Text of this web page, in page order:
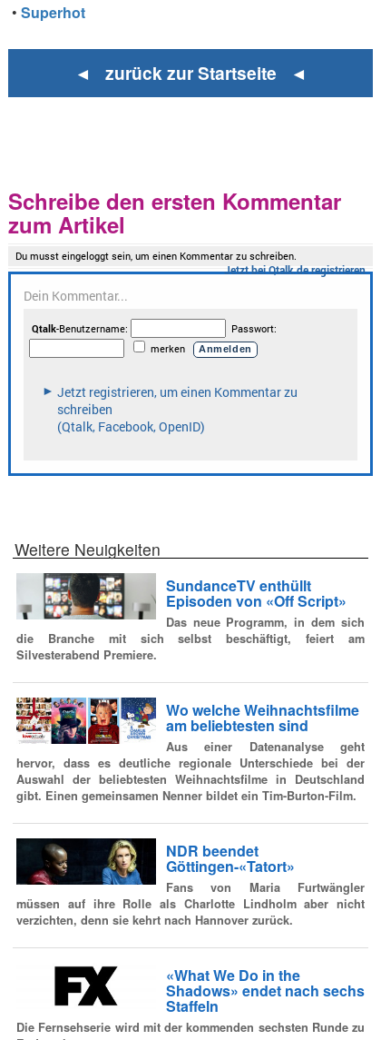
•Superhot
◄ zurück zur Startseite ◄
Schreibe den ersten Kommentar
zum Artikel
Weitere Neuigkeiten
SundanceTV enthüllt
Episoden von «Off Script»
Das neue Programm, in dem sich
die Branche mit sich selbst beschäftigt, feiert am
Silvesterabend Premiere.
Wo welche Weihnachtsfilme
am beliebtesten sind
Aus einer Datenanalyse geht
hervor, dass es deutliche regionale Unterschiede bei der
Auswahl der beliebtesten Weihnachtsfilme in Deutschland
gibt. Einen gemeinsamen Nenner bildet ein Tim-Burton-Film.
NDR beendet
Göttingen-«Tatort»
Fans von Maria Furtwängler
müssen auf ihre Rolle als Charlotte Lindholm aber nicht
verzichten, denn sie kehrt nach Hannover zurück.
«What We Do in the
Shadows» endet nach sechs
Staffeln
Die Fernsehserie wird mit der kommenden sechsten Runde zu